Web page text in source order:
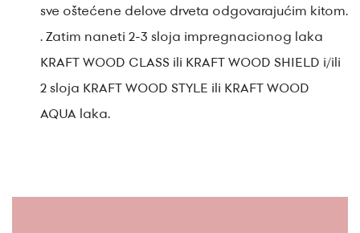
sve oštećene delove drveta odgovarajućim kitom.
. Zatim naneti 2-3 sloja impregnacionog laka
KRAFT WOOD CLASS ili KRAFT WOOD SHIELD i/ili
2 sloja KRAFT WOOD STYLE ili KRAFT WOOD
AQUA laka.